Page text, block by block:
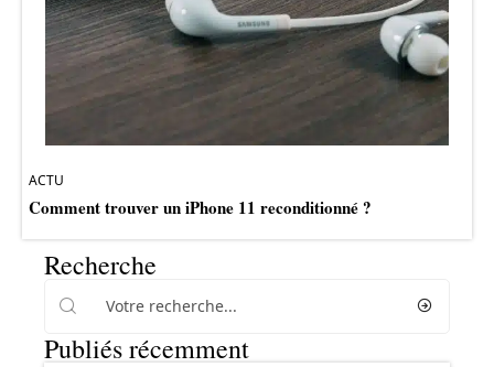
ACTU
Comment trouver un iPhone 11 reconditionné ?
Recherche
Publiés récemment